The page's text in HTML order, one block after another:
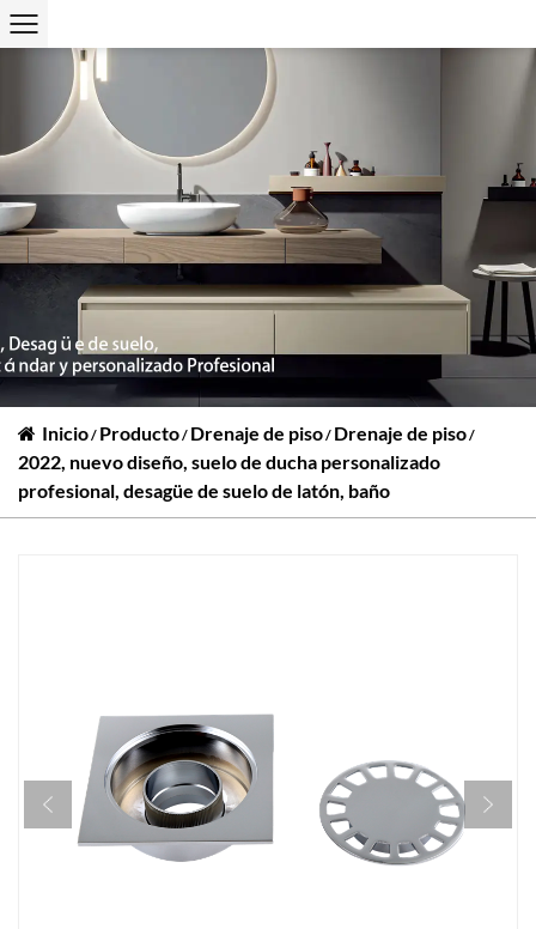
Inicio/ Producto/ Drenaje de piso/ Drenaje de piso/
2022, nuevo diseño, suelo de ducha personalizado
profesional, desagüe de suelo de latón, baño